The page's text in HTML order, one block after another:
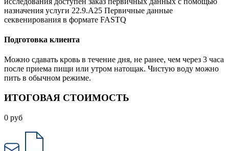
назначения услуги 22.9.A25 Первичные данные
секвенирования в формате FASTQ
Подготовка клиента
Можно сдавать кровь в течение дня, не ранее, чем через 3 часа
после приема пищи или утром натощак. Чистую воду можно
пить в обычном режиме.
ИТОГОВАЯ СТОИМОСТЬ
0 руб